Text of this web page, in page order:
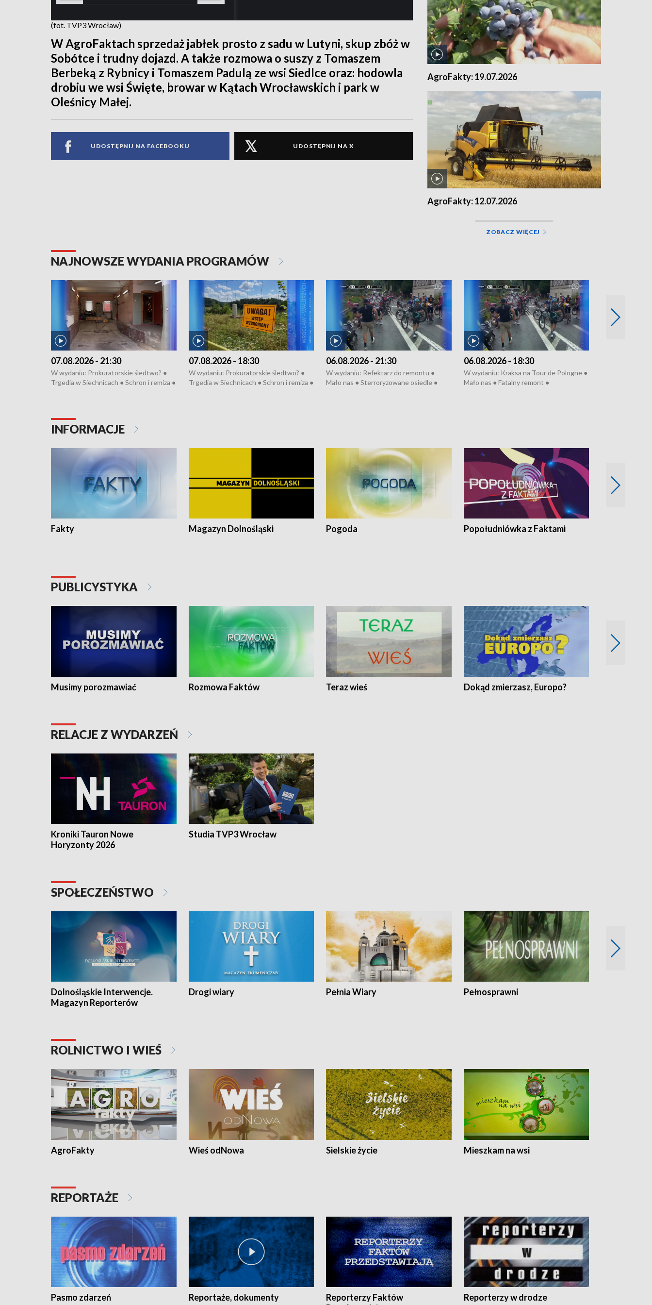
(fot. TVP3 Wrocław)
W AgroFaktach sprzedaż jabłek prosto z sadu w Lutyni, skup zbóż w
Sobótce i trudny dojazd. A także rozmowa o suszy z Tomaszem
Berbeką z Rybnicy i Tomaszem Padulą ze wsi Siedlce oraz: hodowla
drobiu we wsi Święte, browar w Kątach Wrocławskich i park w
Oleśnicy Małej.
UDOSTĘPNIJ NA FACEBOOKU UDOSTĘPNIJ NA X
AgroFakty: 19.07.2026
AgroFakty: 12.07.2026
ZOBACZ WIĘCEJ
NAJNOWSZE WYDANIA PROGRAMÓW
07.08.2026 - 21:30
W wydaniu: Prokuratorskie śledtwo? ●
Trgedia w Siechnicach ● Schron i remiza ●
● Odbudowa po powodzi ● Filmowy
Lubomierz
07.08.2026 - 18:30
W wydaniu: Prokuratorskie śledtwo? ●
Trgedia w Siechnicach ● Schron i remiza ●
06.08.2026 - 21:30
W wydaniu: Refektarz do remontu ●
Mało nas ● Sterroryzowane osiedle ●
06.08.2026 - 18:30
W wydaniu: Kraksa na Tour de Pologne ●
Mało nas ● Fatalny remont ●
INFORMACJE
Fakty Magazyn Dolnośląski Pogoda Popołudniówka z Faktami
PUBLICYSTYKA
Musimy porozmawiać Rozmowa Faktów Teraz wieś Dokąd zmierzasz, Europo?
RELACJE Z WYDARZEŃ
Kroniki Tauron Nowe
Horyzonty 2026
Studia TVP3 Wrocław
SPOŁECZEŃSTWO
Dolnośląskie Interwencje.
Magazyn Reporterów
Drogi wiary Pełnia Wiary Pełnosprawni
ROLNICTWO I WIEŚ
AgroFakty Wieś odNowa Sielskie życie Mieszkam na wsi
REPORTAŻE
Pasmo zdarzeń Reportaże, dokumenty
Reporterzy Faktów
Reporterzy w drodze